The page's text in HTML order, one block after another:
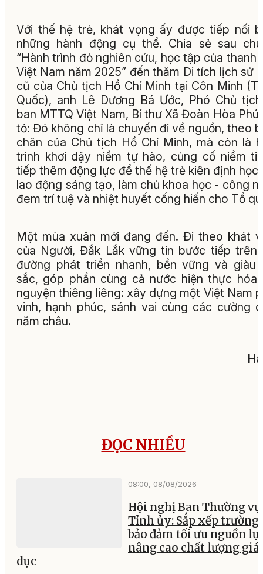
Với thế hệ trẻ, khát vọng ấy được tiếp nối
những hành động cụ thể. Chia sẻ sau
“Hành trình đỏ nghiên cứu, học tập của thanh
Việt Nam năm 2025” đến thăm Di tích lịch sử
cũ của Chủ tịch Hồ Chí Minh tại Côn Minh
Quốc), anh Lê Dương Bá Ước, Phó Chủ
ban MTTQ Việt Nam, Bí thư Xã Đoàn Hòa Phú
tỏ: Đó không chỉ là chuyến đi về nguồn, theo
chân của Chủ tịch Hồ Chí Minh, mà còn là
trình khơi dậy niềm tự hào, củng cố niềm
tiếp thêm động lực để thế hệ trẻ kiên định học
lao động sáng tạo, làm chủ khoa học - công
đem trí tuệ và nhiệt huyết cống hiến cho Tổ
Một mùa xuân mới đang đến. Đi theo khát
của Người, Đắk Lắk vững tin bước tiếp trên
đường phát triển nhanh, bền vững và giàu
sắc, góp phần cùng cả nước hiện thực hóa
nguyện thiêng liêng: xây dựng một Việt Nam
vinh, hạnh phúc, sánh vai cùng các cường
năm châu.
ĐỌC NHIỀU
08:00, 08/08/2026
Hội nghị Ban Thường vụ
Tỉnh ủy: Sắp xếp trường
bảo đảm tối ưu nguồn
nâng cao chất lượng
dục